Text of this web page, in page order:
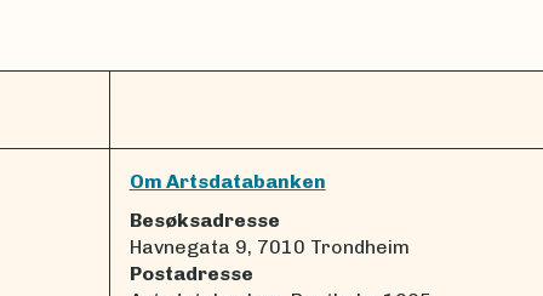
Om Artsdatabanken
Besøksadresse
Havnegata 9, 7010 Trondheim
Postadresse